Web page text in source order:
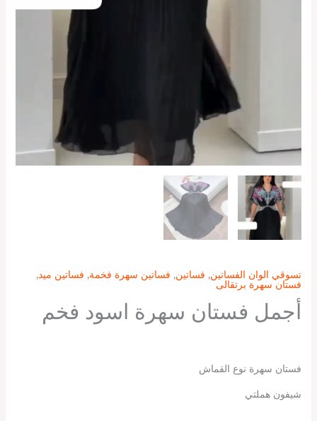
تسوقي الوان الفساتين, فساتين, فساتين سهرة فخمة, فساتين ميد,
فستان سهرة برتقالى
أجمل فستان سهرة اسود فخم
فستان سهرة نوع القماش
شيفون هملتي